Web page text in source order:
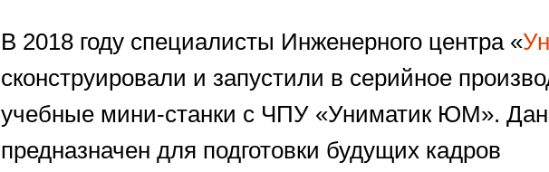
В 2018 году специалисты Инженерного центра «
сконструировали и запустили в серийное
учебные мини-станки с ЧПУ «Униматик ЮМ».
предназначен для подготовки будущих кадров